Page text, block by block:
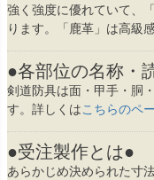
強く強度に優れていて、
ります。「鹿革」は高級
●各部位の名称・
剣道防具は面・甲手・胴
す。詳しくはこちらのペ
●受注製作とは●
あらかじめ決められた寸